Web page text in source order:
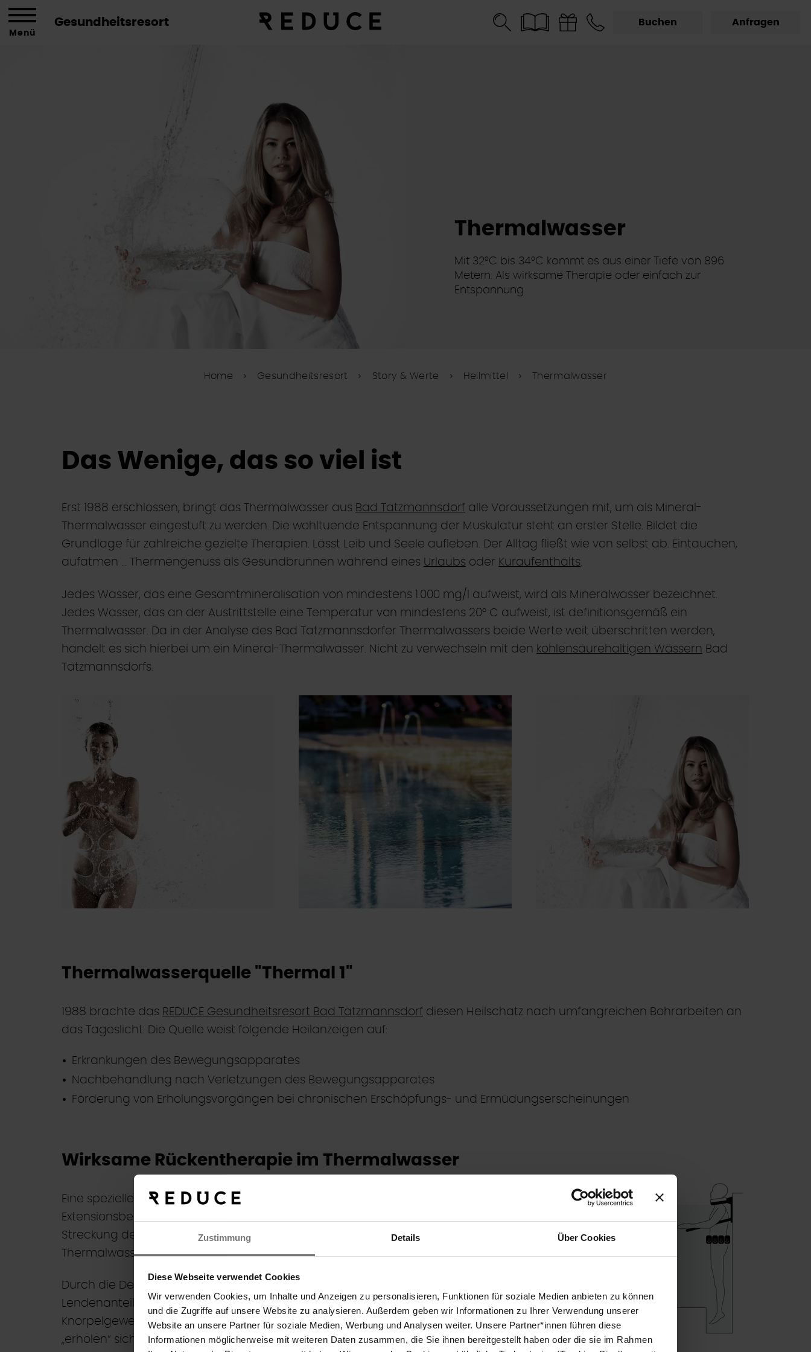
Zustimmung Details Über Cookies
Diese Webseite verwendet Cookies
Wir verwenden Cookies, um Inhalte und Anzeigen zu personalisieren, Funktionen für soziale Medien anbieten zu können
und die Zugriffe auf unsere Website zu analysieren. Außerdem geben wir Informationen zu Ihrer Verwendung unserer
Website an unsere Partner für soziale Medien, Werbung und Analysen weiter. Unsere Partner*innen führen diese
Informationen möglicherweise mit weiteren Daten zusammen, die Sie ihnen bereitgestellt haben oder die sie im Rahmen
Thermalwasser
Mit 32°C bis 34°C kommt es aus einer Tiefe von 896
Metern. Als wirksame Therapie oder einfach zur
Entspannung
Gesundheitsresort Anfragen
Buchen
Home Gesundheitsresort Story & Werte Heilmittel Thermalwasser
Das Wenige, das so viel ist
Erst 1988 erschlossen, bringt das Thermalwasser aus Bad Tatzmannsdorf alle Voraussetzungen mit, um als Mineral-
Thermalwasser eingestuft zu werden. Die wohltuende Entspannung der Muskulatur steht an erster Stelle. Bildet die
Grundlage für zahlreiche gezielte Therapien. Lässt Leib und Seele aufleben. Der Alltag fließt wie von selbst ab. Eintauchen,
aufatmen … Thermengenuss als Gesundbrunnen während eines Urlaubs oder Kuraufenthalts.
Jedes Wasser, das eine Gesamtmineralisation von mindestens 1.000 mg/l aufweist, wird als Mineralwasser bezeichnet.
Jedes Wasser, das an der Austrittstelle eine Temperatur von mindestens 20° C aufweist, ist definitionsgemäß ein
Thermalwasser. Da in der Analyse des Bad Tatzmannsdorfer Thermalwassers beide Werte weit überschritten werden,
handelt es sich hierbei um ein Mineral-Thermalwasser. Nicht zu verwechseln mit den kohlensäurehaltigen Wässern Bad
Tatzmannsdorfs.
Thermalwasserquelle "Thermal 1"
1988 brachte das REDUCE Gesundheitsresort Bad Tatzmannsdorf diesen Heilschatz nach umfangreichen Bohrarbeiten an
das Tageslicht. Die Quelle weist folgende Heilanzeigen auf:
Erkrankungen des Bewegungsapparates
Nachbehandlung nach Verletzungen des Bewegungsapparates
Förderung von Erholungsvorgängen bei chronischen Erschöpfungs- und Ermüdungserscheinungen
Wirksame Rückentherapie im Thermalwasser
Eine spezielle Therapieform im Thermalwasser ist die in Bad Tatzmannsdorf entwickelte
Extensionsbehandlung der Wirbelsäule (Hydroextension). Dabei erfolgt eine sanfte, aber effektive
Streckung der Wirbelsäule durch den Zug eines Gewichtsgurtes. Die entspannende Wirkung des
Thermalwassers auf die Muskulatur macht dies möglich.
Durch die Dehnung der Wirbelsäule entfernen sich die Wirbelkörper des Hals-, Brust-, und
Lendenanteils spurweise voneinander und ermöglichen den dazwischen liegenden, vorwiegend aus
Knorpelgewebe bestehenden Bandscheiben einen stärkeren Quellungszustand. Die Bandscheiben
„erholen“ sich sozusagen, was insgesamt durch eine messbare Längenzunahme des Körpers um
Menü
Suche